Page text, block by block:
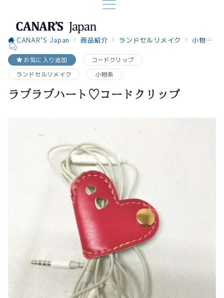
CANAR’S Japan 商品紹介 ランドセルリメイク 小物系
お気に入り追加
コードクリップ
ランドセルリメイク
小物系
ラブラブハート♡コードクリップ